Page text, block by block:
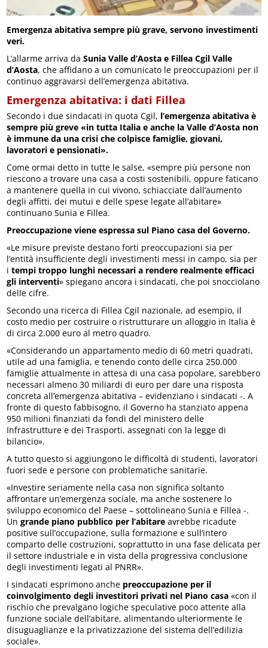
Emergenza abitativa sempre più grave, servono investimenti
veri.
L’allarme arriva daSunia Valle d’Aosta e Fillea Cgil Valle
d’Aosta, che affidano a un comunicato le preoccupazioni per il
continuo aggravarsi dell’emergenza abitativa.
Emergenza abitativa: i dati Fillea
Secondo i due sindacati in quota Cgil, l’emergenza abitativa è
sempre più greve «in tutta Italia e anche la Valle d’Aosta non
è immune da una crisi che colpisce famiglie, giovani,
lavoratori e pensionati».
Come ormai detto in tutte le salse, «sempre più persone non
riescono a trovare una casa a costi sostenibili, oppure faticano
a mantenere quella in cui vivono, schiacciate dall’aumento
degli affitti, dei mutui e delle spese legate all’abitare»
continuano Sunia e Fillea.
Preoccupazione viene espressa sul Piano casa del Governo.
«Le misure previste destano forti preoccupazioni sia per
l’entità insufficiente degli investimenti messi in campo, sia per
itempi troppo lunghi necessari a rendere realmente efficaci
gli interventi» spiegano ancora i sindacati, che poi snocciolano
delle cifre.
Secondo una ricerca di Fillea Cgil nazionale, ad esempio, il
costo medio per costruire o ristrutturare un alloggio in Italia è
di circa 2.000 euro al metro quadro.
«Considerando un appartamento medio di 60 metri quadrati,
utile ad una famiglia, e tenendo conto delle circa 250.000
famiglie attualmente in attesa di una casa popolare, sarebbero
necessari almeno 30 miliardi di euro per dare una risposta
concreta all’emergenza abitativa – evidenziano i sindacati -. A
fronte di questo fabbisogno, il Governo ha stanziato appena
950 milioni finanziati da fondi del ministero delle
Infrastrutture e dei Trasporti, assegnati con la legge di
bilancio».
A tutto questo si aggiungono le difficoltà di studenti, lavoratori
fuori sede e persone con problematiche sanitarie.
«Investire seriamente nella casa non significa soltanto
affrontare un’emergenza sociale, ma anche sostenere lo
sviluppo economico del Paese – sottolineano Sunia e Fillea -.
Ungrande piano pubblico per l’abitare avrebbe ricadute
positive sull’occupazione, sulla formazione e sull’intero
comparto delle costruzioni, soprattutto in una fase delicata per
il settore industriale e in vista della progressiva conclusione
degli investimenti legati al PNRR».
I sindacati esprimono anche preoccupazione per il
coinvolgimento degli investitori privati nel Piano casa «con il
rischio che prevalgano logiche speculative poco attente alla
funzione sociale dell’abitare, alimentando ulteriormente le
disuguaglianze e la privatizzazione del sistema dell’edilizia
sociale».